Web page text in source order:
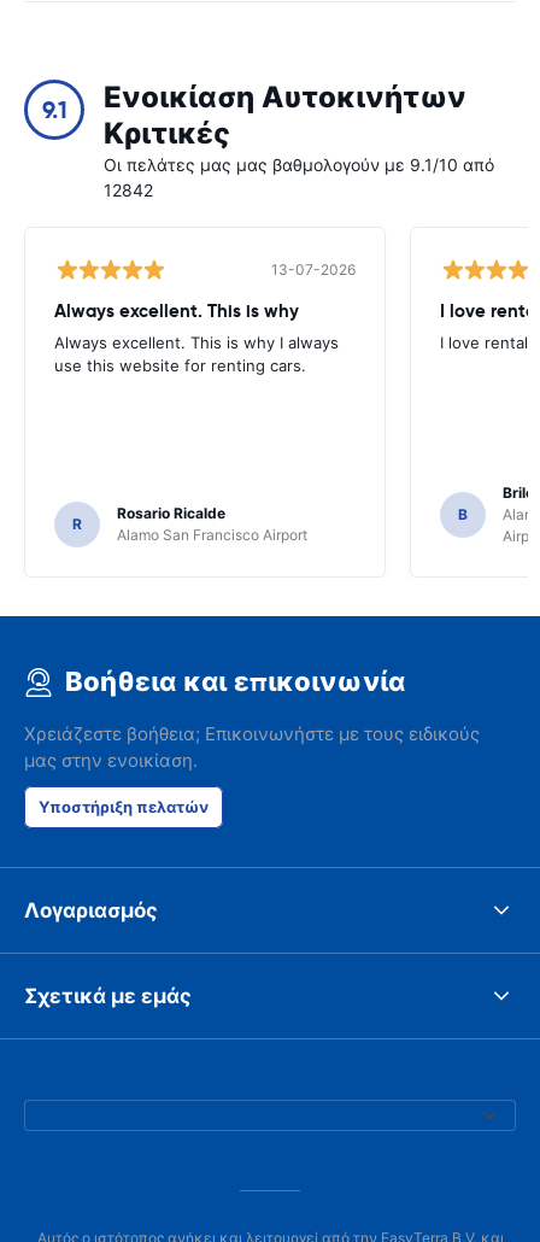
9.1
Ενοικίαση Αυτοκινήτων
Κριτικές
Οι πελάτες μας μας βαθμολογούν με 9.1/10 από
12842
13-07-2026
Always excellent. This is why
Always excellent. This is why I always
use this website for renting cars.
R
Rosario Ricalde
Alamo San Francisco Airport
I love
I love rental
B
Βοήθεια και επικοινωνία
Χρειάζεστε βοήθεια; Επικοινωνήστε με τους ειδικούς
μας στην ενοικίαση.
Υποστήριξη πελατών
Λογαριασμός
Σχετικά με εμάς
Αυτός ο ιστότοπος ανήκει και λειτουργεί από την EasyTerra B.V. και